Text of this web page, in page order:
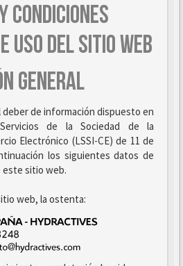
CONDICIONES
USO DEL SITIO WEB
GENERAL
deber de información dispuesto en
de la Sociedad de la
Electrónico (LSSI-CE) de 11 de
los siguientes datos de
este sitio web.
web, la ostenta: